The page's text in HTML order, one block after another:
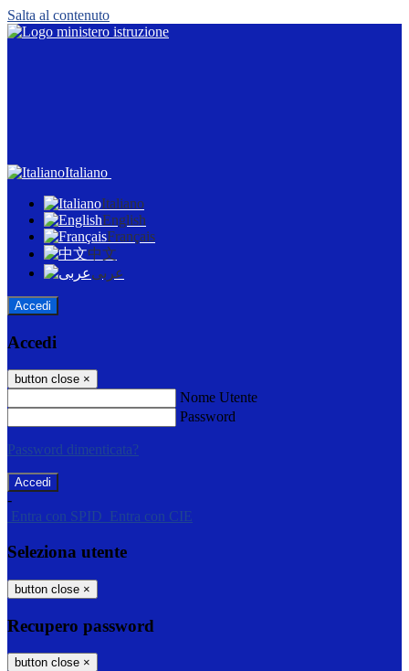
Salta al contenuto
Italiano
Italiano
English
Français
中文
عربى
Accedi
Accedi
button close ×
Nome Utente
Password
Password dimenticata?
-
Entra con SPID
Entra con CIE
Seleziona utente
button close ×
Recupero password
button close ×